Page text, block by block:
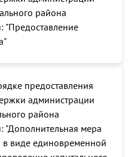
района
"Предоставление
предоставления
администрации
района
"Дополнительная мера
виде единовременной